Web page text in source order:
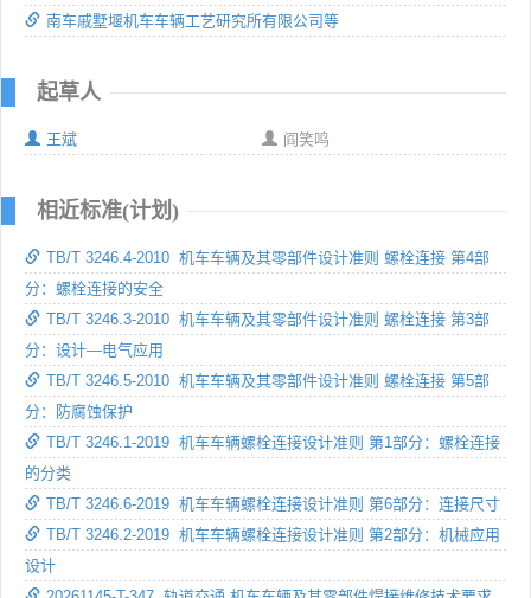
南车戚墅堰机车车辆工艺研究所有限公司等
起草人
王斌 阎笑鸣
相近标准(计划)
TB/T 3246.4-2010 机车车辆及其零部件设计准则 螺栓连接 第4部
分：螺栓连接的安全
TB/T 3246.3-2010 机车车辆及其零部件设计准则 螺栓连接 第3部
分：设计—电气应用
TB/T 3246.5-2010 机车车辆及其零部件设计准则 螺栓连接 第5部
分：防腐蚀保护
TB/T 3246.1-2019 机车车辆螺栓连接设计准则 第1部分：螺栓连接
的分类
TB/T 3246.6-2019 机车车辆螺栓连接设计准则 第6部分：连接尺寸
TB/T 3246.2-2019 机车车辆螺栓连接设计准则 第2部分：机械应用
设计